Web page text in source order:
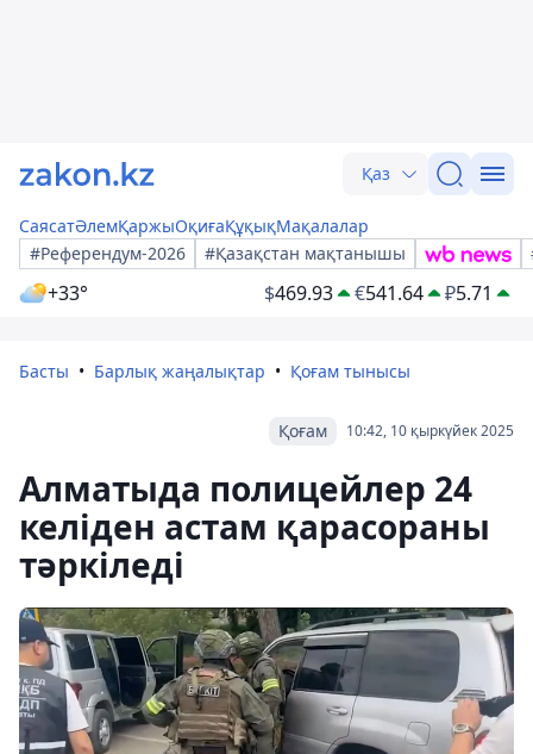
Қаз
СаясатӘлемҚаржыОқиғаҚұқықМақалалар
#Референдум-2026
#Қазақстан мақтанышы
+33° $469.93 €541.64 ₽5.71
Басты Барлық жаңалықтар Қоғам тынысы
10:42, 10 қыркүйек 2025
Қоғам
Алматыда полицейлер 24
келіден астам қарасораны
тәркіледі